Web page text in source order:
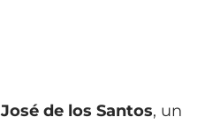
José de los Santos, un